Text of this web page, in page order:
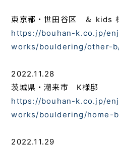
東京都・世田谷区 ＆ kids
https://bouhan-k.co.jp/
works/bouldering/other-
2022.11.28
茨城県・潮来市 K様邸
https://bouhan-k.co.jp/
works/bouldering/home-
2022.11.29